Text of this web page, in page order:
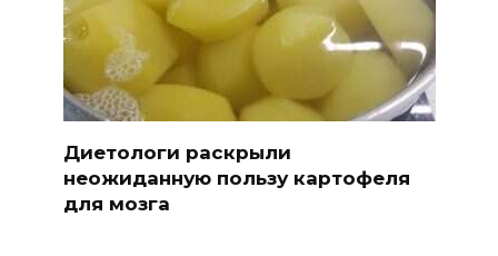
Диетологи раскрыли
неожиданную пользу картофеля
для мозга